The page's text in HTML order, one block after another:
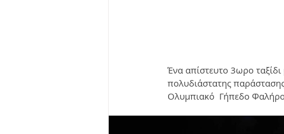
Ένα απίστευτο 3ωρο
πολυδιάστατης
Ολυμπιακό  Γήπεδο